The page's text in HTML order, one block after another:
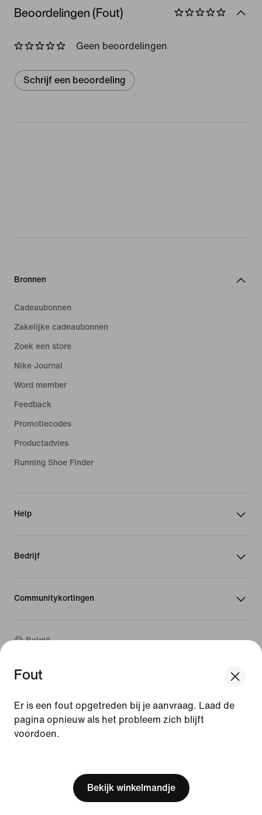
Update your location?
België
Fout
Er is een fout opgetreden bij je aanvraag. Laad de
pagina opnieuw als het probleem zich blijft
voordoen.
Bekijk winkelmandje
Beoordelingen (Fout)
Geen beoordelingen
Schrijf een beoordeling
Bronnen
Cadeaubonnen
Zakelijke cadeaubonnen
Zoek een store
Nike Journal
Word member
Feedback
Promotiecodes
Productadvies
Running Shoe Finder
Help
Bedrijf
Communitykortingen
België
© 2026
Gebruiksvoorwaarden
Verkoopvoorwaarden
Bedrijfsgegevens